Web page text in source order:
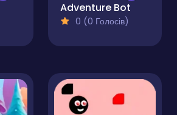
Adventure Bot
0 (0 Голосів)